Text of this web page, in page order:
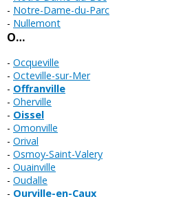
Notre-Dame-du-Parc
Nullemont
O…
Ocqueville
Octeville-sur-Mer
Offranville
Oherville
Oissel
Omonville
Orival
Osmoy-Saint-Valery
Ouainville
Oudalle
Ourville-en-Caux